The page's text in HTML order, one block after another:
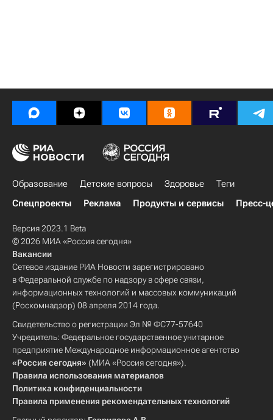
Образование Детские вопросы Здоровье
Теги
Спецпроекты
Реклама Продукты и сервисы Пресс-
Версия 2023.1 Beta
© 2026 МИА «Россия сегодня»
Вакансии
Сетевое издание РИА Новости зарегистрировано
в Федеральной службе по надзору в сфере связи,
информационных технологий и массовых коммуникаций
(Роскомнадзор) 08 апреля 2014 года.
Свидетельство о регистрации Эл № ФС77-57640
Учредитель: Федеральное государственное унитарное
предприятие Международное информационное агентство
«Россия сегодня» (МИА «Россия сегодня»).
Правила использования материалов
Политика конфиденциальности
Правила применения рекомендательных технологий